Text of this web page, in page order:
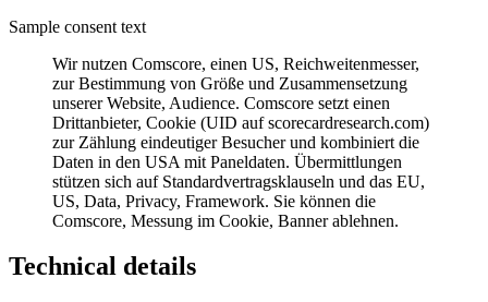
Sample consent text
Wir nutzen Comscore, einen US, Reichweitenmesser,
zur Bestimmung von Größe und Zusammensetzung
unserer Website, Audience. Comscore setzt einen
Drittanbieter, Cookie (UID auf scorecardresearch.com)
zur Zählung eindeutiger Besucher und kombiniert die
Daten in den USA mit Paneldaten. Übermittlungen
stützen sich auf Standardvertragsklauseln und das EU,
US, Data, Privacy, Framework. Sie können die
Comscore, Messung im Cookie, Banner ablehnen.
Technical details